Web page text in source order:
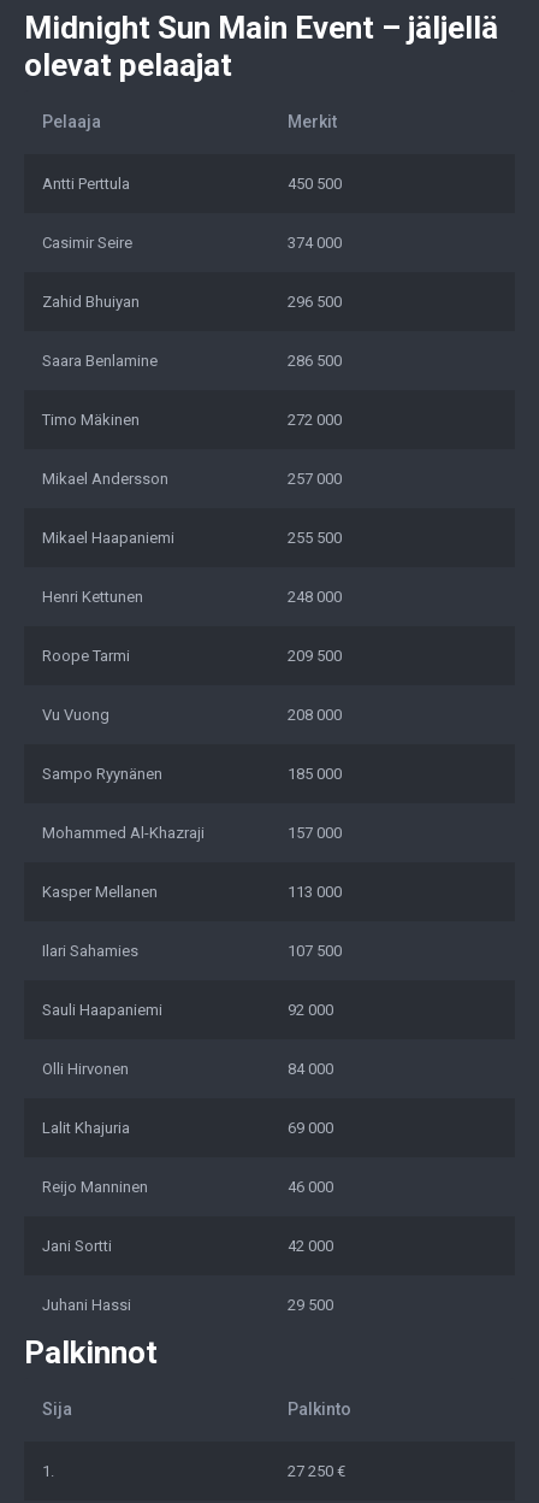
Midnight Sun Main Event – jäljellä
olevat pelaajat
Pelaaja Merkit
Antti Perttula 450 500
Casimir Seire 374 000
Zahid Bhuiyan 296 500
Saara Benlamine 286 500
Timo Mäkinen 272 000
Mikael Andersson 257 000
Mikael Haapaniemi 255 500
Henri Kettunen 248 000
Roope Tarmi 209 500
Vu Vuong 208 000
Sampo Ryynänen 185 000
Mohammed Al-Khazraji 157 000
Kasper Mellanen 113 000
Ilari Sahamies 107 500
Sauli Haapaniemi 92 000
Olli Hirvonen 84 000
Lalit Khajuria 69 000
Reijo Manninen 46 000
Jani Sortti 42 000
Juhani Hassi 29 500
Palkinnot
Sija Palkinto
1. 27 250 €